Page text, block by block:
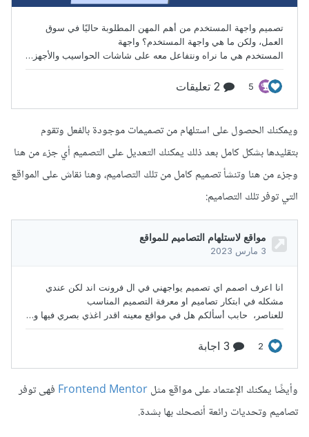
ويمكنك الحصول على استلهام من تصميمات موجودة بالفعل وتقوم
بتقليدها بشكل كامل بعد ذلك يمكنك التعديل على التصميم أي جزء من هنا
وجزء من هنا وتنشأ تصميم كامل من تلك التصاميم، وهنا نقاش على المواقع
التي توفر تلك التصاميم:
وأيضًا يمكنك الإعتماد على مواقع مثلFrontend Mentorفهى توفر
تصاميم وتحديات رائعة أنصحك بها بشدة.